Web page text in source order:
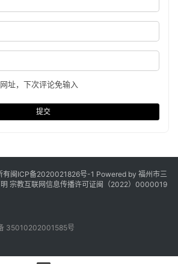
址，下次评论免输入
提交
有闽ICP备2020021826号-1 Powered by 福州市三
宗教互联网信息传播许可证闽（2022）0000019
35010202001585号